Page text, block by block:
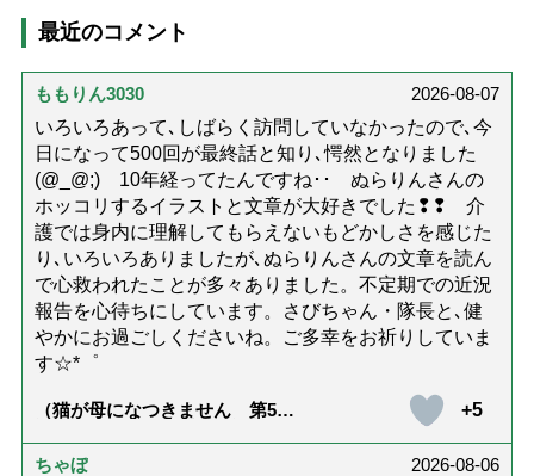
最近のコメント
ももりん3030
2026-08-07
いろいろあって､しばらく訪問していなかったので､今
日になって500回が最終話と知り､愕然となりました
(@_@;) 10年経ってたんですね･･ ぬらりんさんの
ホッコリするイラストと文章が大好きでした❢❢ 介
護では身内に理解してもらえないもどかしさを感じた
り､いろいろありましたが､ぬらりんさんの文章を読ん
で心救われたことが多々ありました。不定期での近況
報告を心待ちにしています。さびちゃん・隊長と､健
やかにお過ごしくださいね。ご多幸をお祈りしていま
す☆*゜
（猫が母になつきません 第500
+5
ちゃぼ 2026-08-06